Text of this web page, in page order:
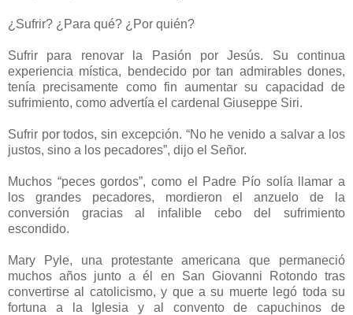
¿Sufrir? ¿Para qué? ¿Por quién?
Sufrir para renovar la Pasión por Jesús. Su continua
experiencia mística, bendecido por tan admirables dones,
tenía precisamente como fin aumentar su capacidad de
sufrimiento, como advertía el cardenal Giuseppe Siri.
Sufrir por todos, sin excepción. “No he venido a salvar a los
justos, sino a los pecadores”, dijo el Señor.
Muchos “peces gordos”, como el Padre Pío solía llamar a
los grandes pecadores, mordieron el anzuelo de la
conversión gracias al infalible cebo del sufrimiento
escondido.
Mary Pyle, una protestante americana que permaneció
muchos años junto a él en San Giovanni Rotondo tras
convertirse al catolicismo, y que a su muerte legó toda su
fortuna a la Iglesia y al convento de capuchinos de